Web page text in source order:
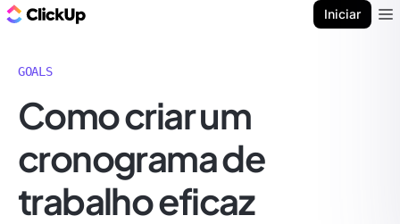
Iniciar
GOALS
Como criar um
cronograma de
trabalho eficaz